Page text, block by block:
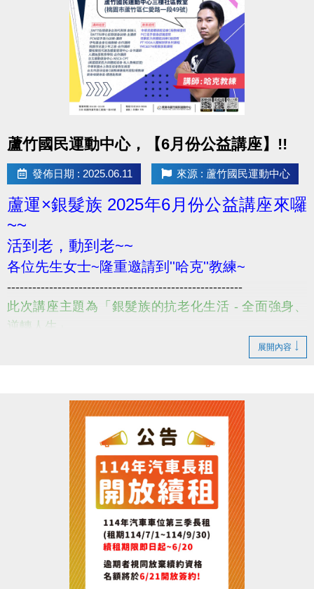
蘆竹國民運動中心，【6月份公益講座】!!
發佈日期 : 2025.06.11 來源 : 蘆竹國民運動中心
蘆運×銀髮族 2025年6月份公益講座來囉
~~
活到老，動到老~~
各位先生女士~隆重邀請到''哈克''教練~
--------------------------------------------------------
此次講座主題為「銀髮族的抗老化生活 - 全面強身、
逆轉人生」
老年維持強壯才是勢在必行的~~~(o゜▽゜)o☆
--------------------------------------------------------
活動日期：114/06/21(六)下午15:00~17:00
活動地點：桃園市蘆竹區仁愛路一段49號，3樓社區教
參加對象：有興趣者皆可報名，參加者皆有小禮物!!
---------------------------------------------------
報名請掃QR-CODE或點選下方連結填寫報名喔!!
展開內容